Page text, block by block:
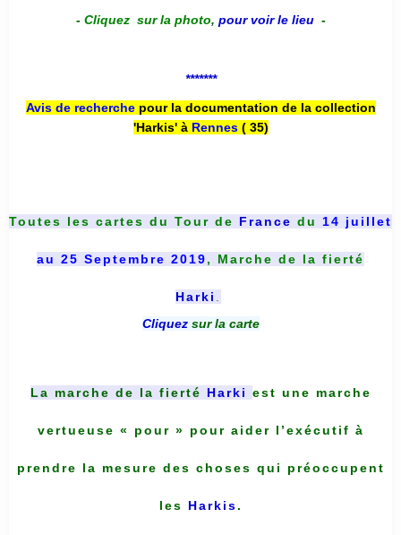
- Cliquez sur la photo, pour voir le lieu -
*******
Avis de recherche pour la documentation de la collection
'Harkis' à Rennes( 35)
Toutes les cartes du Tour de France du 14 juillet
au 25 Septembre 2019, Marche de la fierté
Harki
Cliquez sur la carte
La marche de la fierté Harki est une marche
vertueuse « pour » pour aider l’exécutif à
prendre la mesure des choses qui préoccupent
les Harkis.